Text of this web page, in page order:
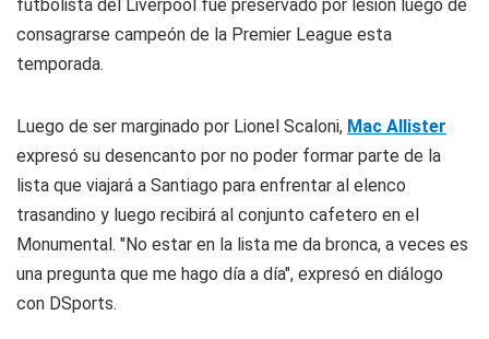
futbolista del Liverpool fue preservado por lesión luego de
consagrarse campeón de la Premier League esta
temporada.
Luego de ser marginado por Lionel Scaloni, Mac Allister
expresó su desencanto por no poder formar parte de la
lista que viajará a Santiago para enfrentar al elenco
trasandino y luego recibirá al conjunto cafetero en el
Monumental. "No estar en la lista me da bronca, a veces es
una pregunta que me hago día a día", expresó en diálogo
con DSports.